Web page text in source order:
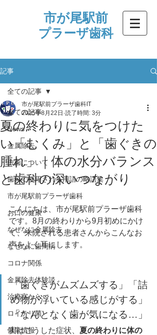
市が尾駅前
プラーザ歯科
記事
全ての記事
News
金属除去
虫歯について
歯科で使用される用語の略語集
市が尾駅前プラーザ歯科
お口の健康
なぜなに金属除去
なぜなに歯周病
コロナ関係
金属除去体験談
治療室から
ロイテリ菌
健康情報
全ての記事
夏の終わりに気をつけた
い「むくみ」と「歯ぐきの
腫れ」｜体の水分バランス
と歯科の深いつながり
市が尾駅前プラーザ歯科IT
2025年8月22日 読了時間: 3分
こんにちは、市が尾駅前プラーザ歯科
です。8月の終わりから9月初めにかけ
て、来院される患者さんからこんなお
声をよく耳にします。
「歯ぐきがムズムズする」「詰
め物が浮いている感じがする」
「なんとなく歯が気になる…」
実はこうした症状、 夏の終わりに体の